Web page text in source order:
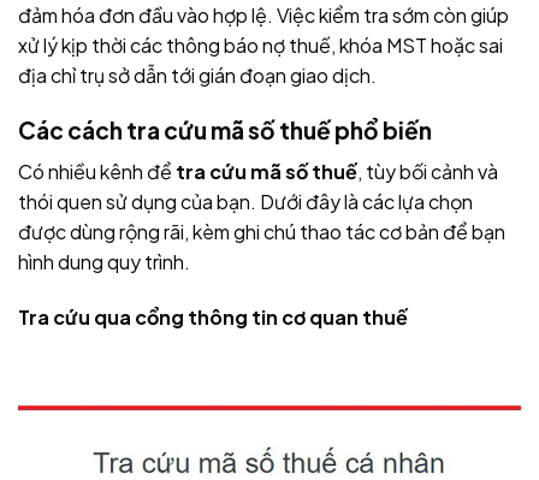
đảm hóa đơn đầu vào hợp lệ. Việc kiểm tra sớm còn giúp
xử lý kịp thời các thông báo nợ thuế, khóa MST hoặc sai
địa chỉ trụ sở dẫn tới gián đoạn giao dịch.
Các cách tra cứu mã số thuế phổ biến
Có nhiều kênh để tra cứu mã số thuế, tùy bối cảnh và
thói quen sử dụng của bạn. Dưới đây là các lựa chọn
được dùng rộng rãi, kèm ghi chú thao tác cơ bản để bạn
hình dung quy trình.
Tra cứu qua cổng thông tin cơ quan thuế